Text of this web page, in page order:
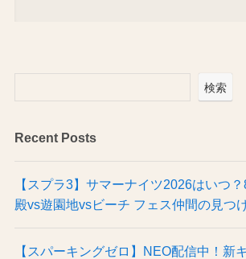
検索
Recent Posts
【スプラ3】サマーナイツ2026はいつ
殿vs遊園地vsビーチ フェス仲間の見つ
【スパーキングゼロ】NEO配信中！新